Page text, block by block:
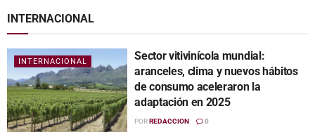
INTERNACIONAL
INTERNACIONAL
Sector vitivinícola mundial:
aranceles, clima y nuevos hábitos
de consumo aceleraron la
adaptación en 2025
PORREDACCION 0